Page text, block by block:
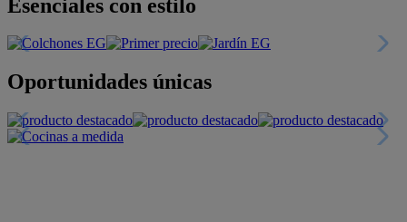
Esenciales con estilo
Oportunidades únicas